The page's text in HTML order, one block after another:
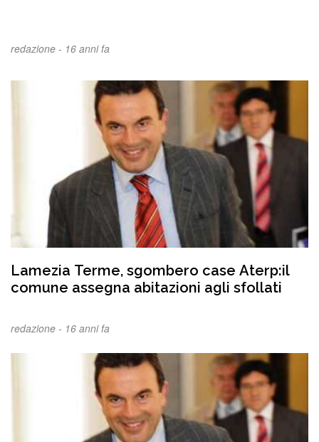
redazione - 16 anni fa
Lamezia Terme, sgombero case Aterp:il
comune assegna abitazioni agli sfollati
redazione - 16 anni fa